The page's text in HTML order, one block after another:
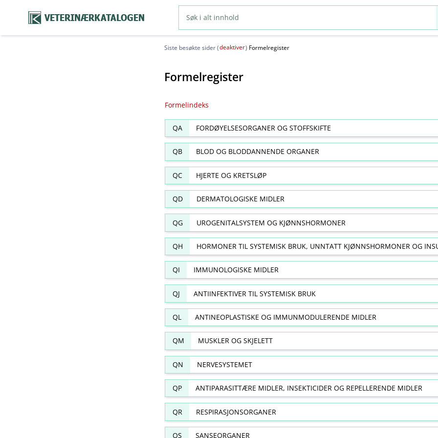
VETERINÆRKATALOGEN
Siste besøkte sider (deaktiver) Formelregister
Formelregister
Formelindeks
QA FORDØYELSESORGANER OG STOFFSKIFTE
QB BLOD OG BLODDANNENDE ORGANER
QC HJERTE OG KRETSLØP
QD DERMATOLOGISKE MIDLER
QG UROGENITALSYSTEM OG KJØNNSHORMONER
QH HORMONER TIL SYSTEMISK BRUK, UNNTATT KJØNNSHORMONER OG
QI IMMUNOLOGISKE MIDLER
QJ ANTIINFEKTIVER TIL SYSTEMISK BRUK
QL ANTINEOPLASTISKE OG IMMUNMODULERENDE MIDLER
QM MUSKLER OG SKJELETT
QN NERVESYSTEMET
QP ANTIPARASITTÆRE MIDLER, INSEKTICIDER OG REPELLERENDE MIDLER
QR RESPIRASJONSORGANER
QS SANSEORGANER